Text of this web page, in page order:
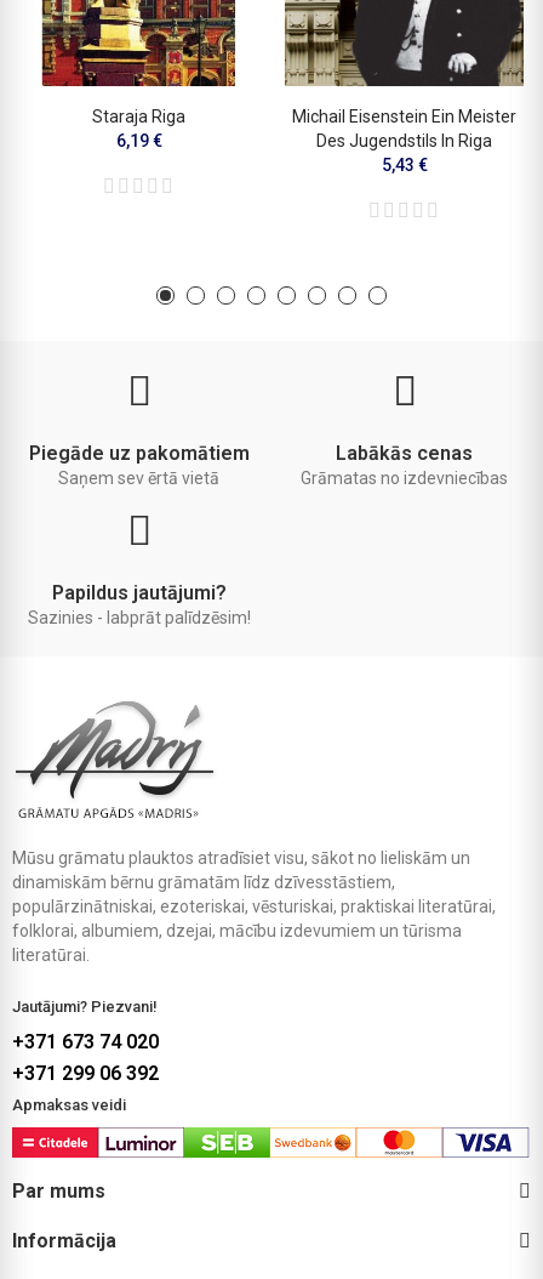
Staraja Riga
6,19 €
Michail Eisenstein Ein Meister
Des Jugendstils In Riga
5,43 €
Piegāde uz pakomātiem
Saņem sev ērtā vietā
Labākās cenas
Grāmatas no izdevniecības
Papildus jautājumi?
Sazinies - labprāt palīdzēsim!
Mūsu grāmatu plauktos atradīsiet visu, sākot no lieliskām un
dinamiskām bērnu grāmatām līdz dzīvesstāstiem,
populārzinātniskai, ezoteriskai, vēsturiskai, praktiskai literatūrai,
folklorai, albumiem, dzejai, mācību izdevumiem un tūrisma
literatūrai.
Jautājumi? Piezvani!
+371 673 74 020
+371 299 06 392
Apmaksas veidi
Par mums
Informācija